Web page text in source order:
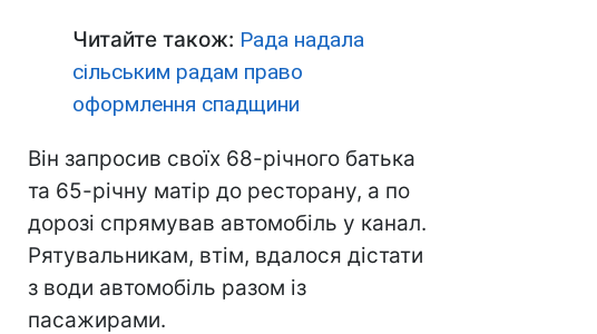
Читайте також: Рада надала
сільським радам право
оформлення спадщини
Він запросив своїх 68-річного батька
та 65-річну матір до ресторану, а по
дорозі спрямував автомобіль у канал.
Рятувальникам, втім, вдалося дістати
з води автомобіль разом із
пасажирами.